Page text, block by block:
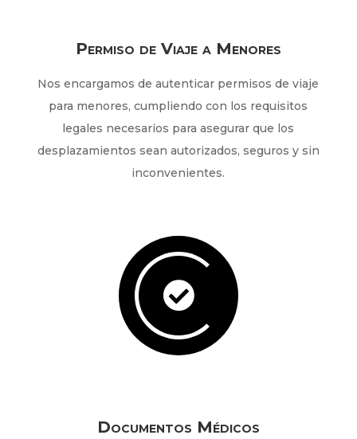
Permiso de Viaje a Menores
Nos encargamos de autenticar permisos de viaje
para menores, cumpliendo con los requisitos
legales necesarios para asegurar que los
desplazamientos sean autorizados, seguros y sin
inconvenientes.

Documentos Médicos